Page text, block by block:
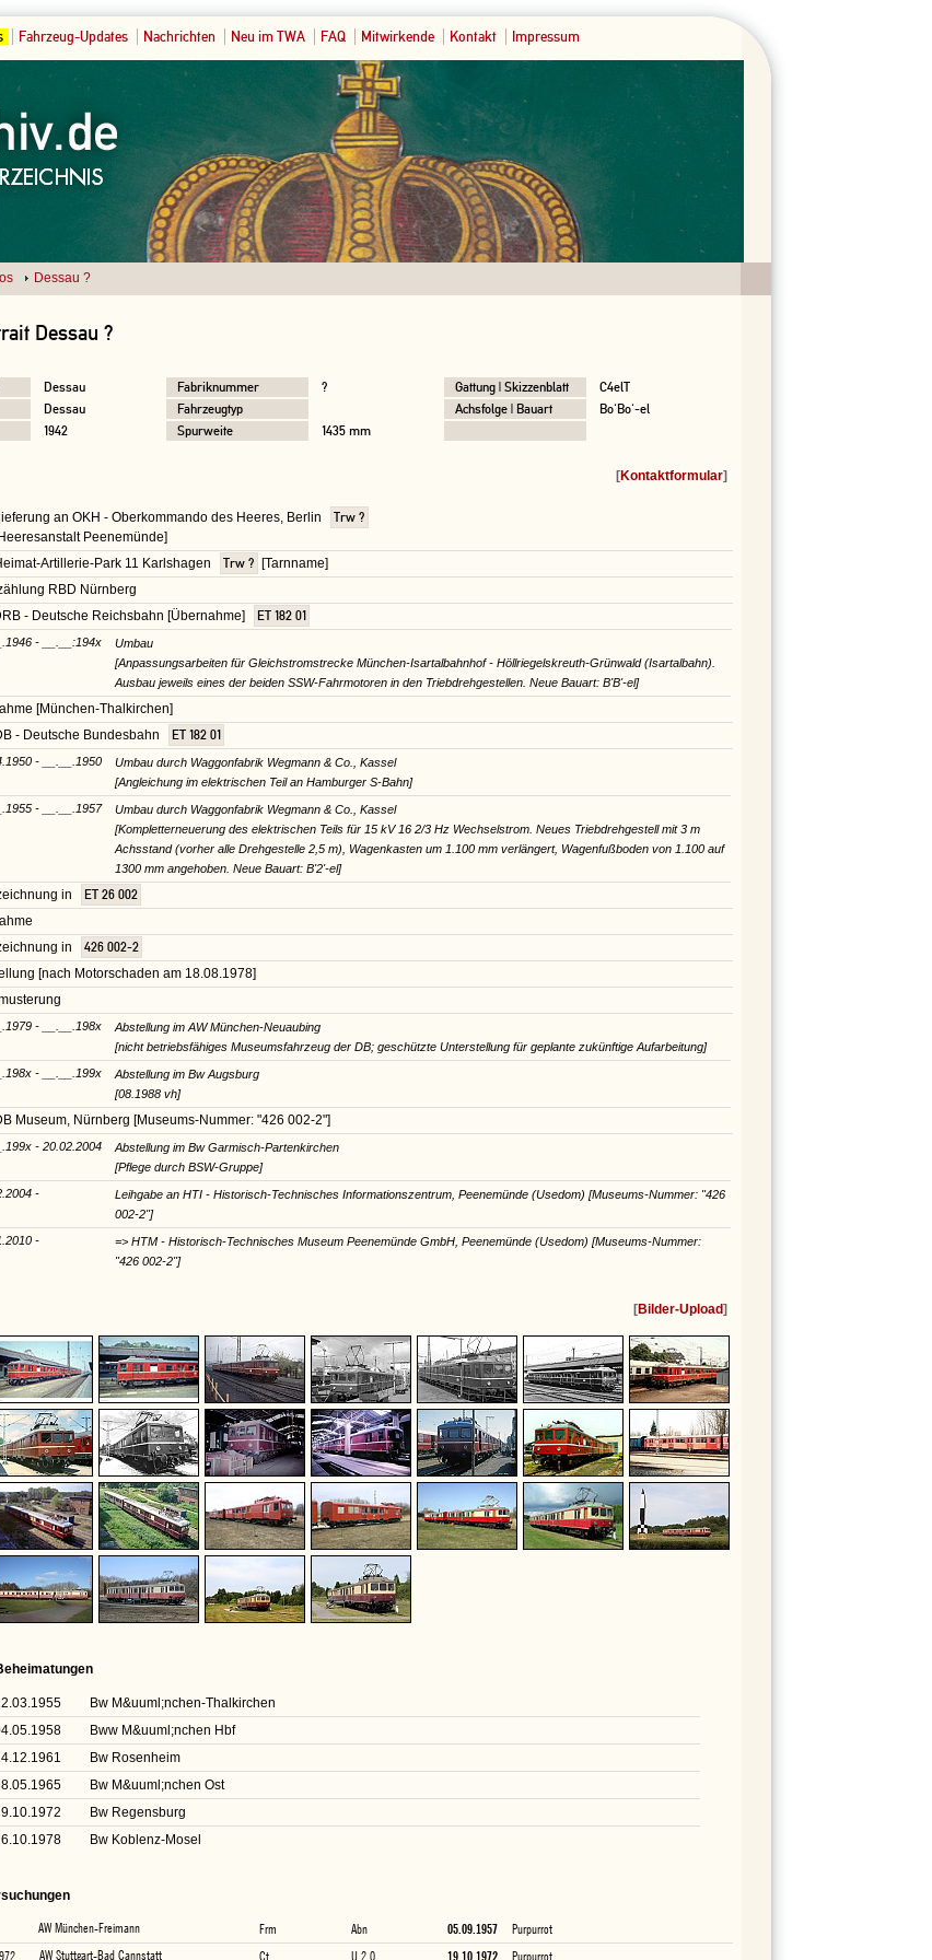
Fahrzeug-Updates Nachrichten Neu im TWA FAQ Mitwirkende Kontakt Impressum
Dessau ?
Dessau ?
Dessau Fabriknummer ? Gattung | Skizzenblatt
C4elT
Dessau Fahrzeugtyp Achsfolge | Bauart
Bo'Bo'-el
1942 Spurweite 1435 mm
[Kontaktformular]
an OKH - Oberkommando des Heeres, Berlin
Trw ?
Peenemünde]
Artillerie-Park 11 Karlshagen Trw ? [Tarnname]
RBD Nürnberg
- Deutsche Reichsbahn [Übernahme] ET 182 01
- __.__:194x
Umbau
[Anpassungsarbeiten für Gleichstromstrecke München-Isartalbahnhof - Höllriegelskreuth-Grünwald (Isartalbahn).
Ausbau jeweils eines der beiden SSW-Fahrmotoren in den Triebdrehgestellen. Neue Bauart: B'B'-el]
[München-Thalkirchen]
- Deutsche Bundesbahn ET 182 01
- __.__.1950
Umbau durch Waggonfabrik Wegmann & Co., Kassel
[Angleichung im elektrischen Teil an Hamburger S-Bahn]
- __.__.1957
Umbau durch Waggonfabrik Wegmann & Co., Kassel
[Kompletterneuerung des elektrischen Teils für 15 kV 16 2/3 Hz Wechselstrom. Neues Triebdrehgestell mit 3 m
Achsstand (vorher alle Drehgestelle 2,5 m), Wagenkasten um 1.100 mm verlängert, Wagenfußboden von 1.100 auf
1300 mm angehoben. Neue Bauart: B'2'-el]
in
ET 26 002
in
426 002-2
[nach Motorschaden am 18.08.1978]
- __.__.198x
Abstellung im AW München-Neuaubing
[nicht betriebsfähiges Museumsfahrzeug der DB; geschützte Unterstellung für geplante zukünftige Aufarbeitung]
- __.__.199x
Abstellung im Bw Augsburg
[08.1988 vh]
Museum, Nürnberg [Museums-Nummer: "426 002-2"]
- 20.02.2004
Abstellung im Bw Garmisch-Partenkirchen
[Pflege durch BSW-Gruppe]
-
Leihgabe an HTI - Historisch-Technisches Informationszentrum, Peenemünde (Usedom) [Museums-Nummer: "426
002-2"]
-
=> HTM - Historisch-Technisches Museum Peenemünde GmbH, Peenemünde (Usedom) [Museums-Nummer:
"426 002-2"]
[Bilder-Upload]
Bw M&uuml;nchen-Thalkirchen
Bww M&uuml;nchen Hbf
Bw Rosenheim
Bw M&uuml;nchen Ost
Bw Regensburg
Bw Koblenz-Mosel
AW München-Freimann Frm Abn 05.09.1957
Purpurrot
AW Stuttgart-Bad Cannstatt Ct U 2.0 19.10.1972 Purpurrot